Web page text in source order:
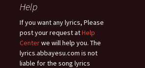
Help
If you want any lyrics, Please
post your request atHelp
Centerwe will help you. The
lyrics.abbayesu.com is not
liable for the song lyrics